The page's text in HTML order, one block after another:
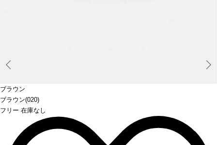
ブラウン
ブラウン(020)
フリー 在庫なし